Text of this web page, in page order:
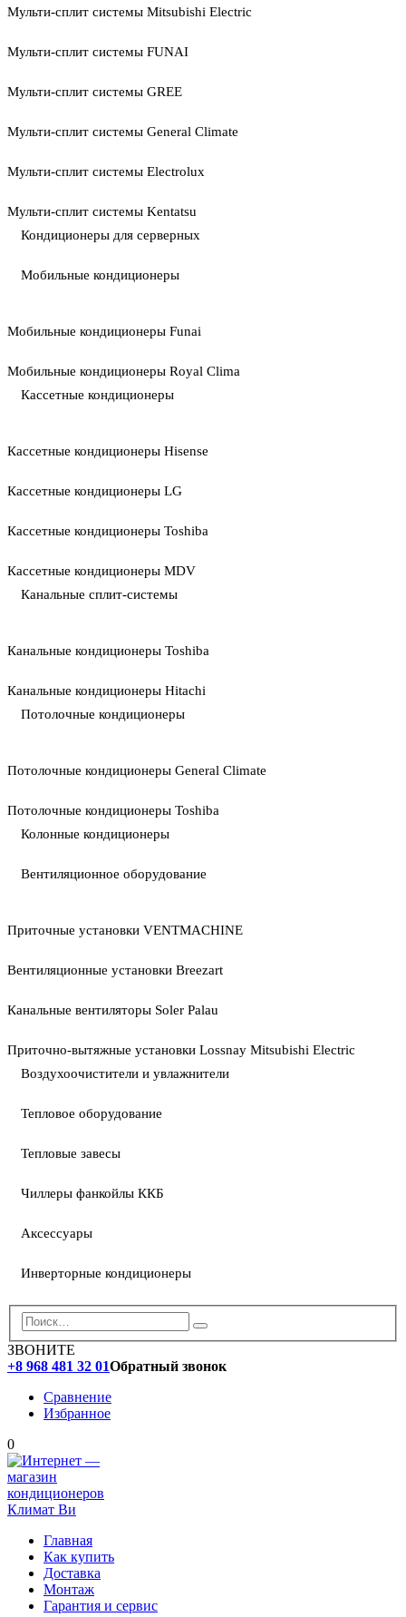
Мульти-сплит системы Mitsubishi Electric
Мульти-сплит системы FUNAI
Мульти-сплит системы GREE
Мульти-сплит системы General Climate
Мульти-сплит системы Electrolux
Мульти-сплит системы Kentatsu
Кондиционеры для серверных
Мобильные кондиционеры
Мобильные кондиционеры Funai
Мобильные кондиционеры Royal Clima
Кассетные кондиционеры
Кассетные кондиционеры Hisense
Кассетные кондиционеры LG
Кассетные кондиционеры Toshiba
Кассетные кондиционеры MDV
Канальные сплит-системы
Канальные кондиционеры Toshiba
Канальные кондиционеры Hitachi
Потолочные кондиционеры
Потолочные кондиционеры General Climate
Потолочные кондиционеры Toshiba
Колонные кондиционеры
Вентиляционное оборудование
Приточные установки VENTMACHINE
Вентиляционные установки Breezart
Канальные вентиляторы Soler Palau
Приточно-вытяжные установки Lossnay Mitsubishi Electric
Воздухоочистители и увлажнители
Тепловое оборудование
Тепловые завесы
Чиллеры фанкойлы ККБ
Аксессуары
Инверторные кондиционеры
ЗВОНИТЕ
+8 968 481 32 01Обратный звонок
Сравнение
Избранное
0
Главная
Как купить
Доставка
Монтаж
Гарантия и сервис